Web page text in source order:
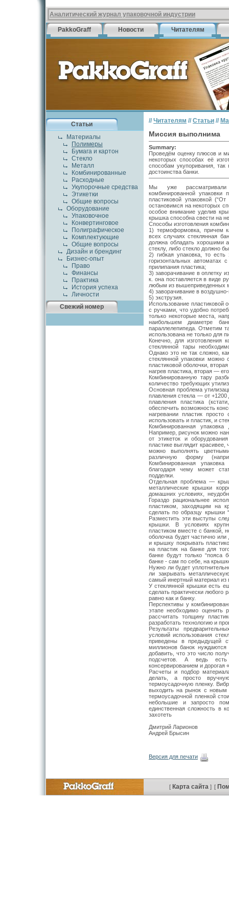
Аналитический журнал упаковочной индустрии
PakkoGraff Новости Читателям
Статьи
Материалы
Полимеры
Бумага и картон
Стекло
Металл
Комбинированные
Расходные
Укупорочные средства
Этикетки
Общие вопросы
Оборудование
Упаковочное
Конвертинговое
Полиграфическое
Комплектующие
Общие вопросы
Дизайн и брендинг
Бизнес-опыт
Право
Финансы
Практика
История успеха
Личности
Свежий номер
// Читателям // Статьи //
Миссия выполнима
Summary:
Проведём оценку плюсов и
некоторых способах её
способам укупоривания,
достоинства банки.
Мы уже
комбинированной
пластиковой упаковкой
остановимся на некоторых
особое внимание уделив
крышка способна свести на
Способы изготовления
1) термоформовка, причем
всех случаях стеклянная
должна обладать хорошими
стеклу, либо стекло должно
2) гибкая упаковка, то
горизонтальных автоматах
прилипания пластика;
3) заворачивание в оплетку
к. она поставляется в виде
любым из вышеприведенных
4) заворачивание в
5) экструзия.
Использование пластиковой
с ручками, что удобно
только некоторые места,
наибольшем диаметре
параллелепипеда. Отметим
использована не только для
Конечно, для изготовления
стеклянной тары
Однако это не так сложно,
стеклянной упаковки
пластиковой оболочки,
нагрев пластика, вторая —
Комбинированную тару
количество требующих
Основная проблема
плавления стекла — от
плавления пластика
обеспечить возможность
нагревании пластик
использовать и пластик, и
Комбинированная
Например, рисунок можно
от этикеток и
пластике выглядит
можно выполнять
различную форму
Комбинированная
благодаря чему может
подделки.
Отдельная проблема —
металлические крышки
домашних условиях,
Гораздо рациональнее
пластиком, заходящим на
сделать по образцу крышки
Разместить эти выступы
крышки. В условиях
пластиком вместе с банкой,
оболочка будет частично
и крышку покрывать
на пластик на банке для
банке будут только “пояса
банке - сам по себе, на
Нужно ли будет
ли закрывать
самый инертный материал из
У стеклянной крышки есть
сделать практически
равно как и банку.
Перспективы у
этапе необходимо оценить
рассчитать толщину
разработать технологию и
Результаты
условий использования
приведены в предыдущей
миллионов банок
добавить, что это число
подсчетов. А ведь
консервированием и дорогая
Расчеты и подбор
делать, а просто
термоусадочную пленку.
выходить на рынок с новым
термоусадочной пленкой
небольшие и запросто
единственная сложность в
захотеть
Дмитрий Ларионов
Андрей Брысин
Версия для печати
[ Карта сайта ] [